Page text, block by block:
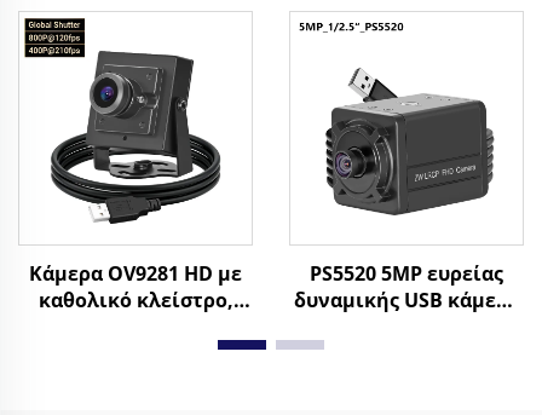
Megapixel Mini Κάμερα
Windows/Android/linux
UVC, OTG, plug and
play, μικρή HD κάμερα
Κάμερα OV9281 HD με
καθολικό κλείστρο,
800P, 210fps, 640X480,
PS5520 5MP ευρείας
δυναμικής USB κάμερα
30FPS μικρή κάμερα